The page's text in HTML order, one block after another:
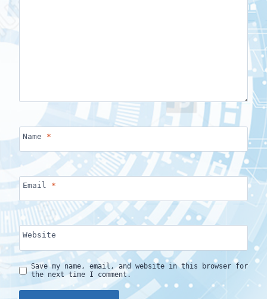
Name *
Email *
Website
Save my name, email, and website in this browser for
the next time I comment.